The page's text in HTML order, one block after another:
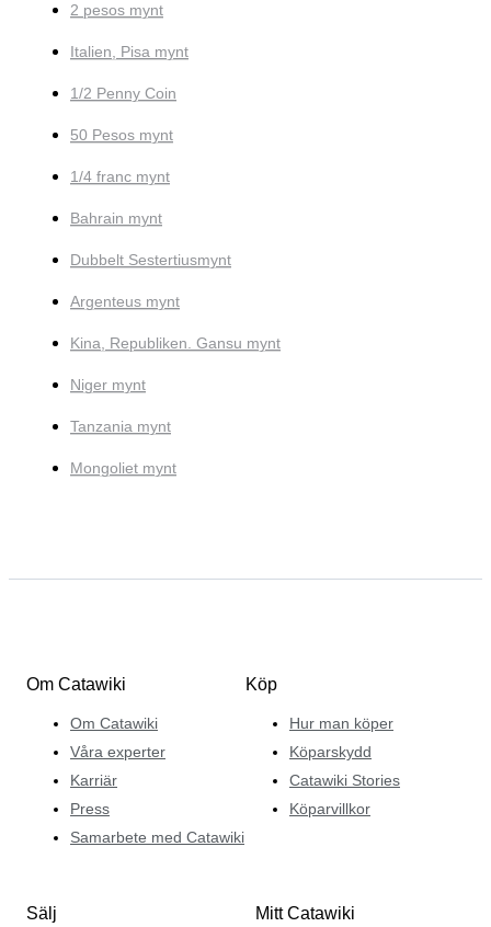
2 pesos mynt
Italien, Pisa mynt
1/2 Penny Coin
50 Pesos mynt
1/4 franc mynt
Bahrain mynt
Dubbelt Sestertiusmynt
Argenteus mynt
Kina, Republiken. Gansu mynt
Niger mynt
Tanzania mynt
Mongoliet mynt
Om Catawiki
Om Catawiki
Våra experter
Karriär
Press
Samarbete med Catawiki
Köp
Hur man köper
Köparskydd
Catawiki Stories
Köparvillkor
Sälj Mitt Catawiki